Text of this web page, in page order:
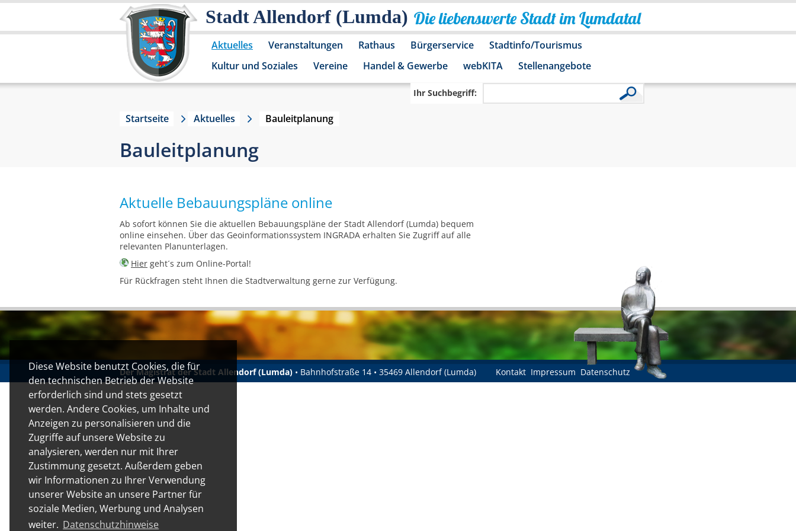
Diese Website benutzt Cookies, die für
den technischen Betrieb der Website
erforderlich sind und stets gesetzt
werden. Andere Cookies, um Inhalte und
Anzeigen zu personalisieren und die
Zugriffe auf unsere Website zu
analysieren, werden nur mit Ihrer
Zustimmung gesetzt. Außerdem geben
wir Informationen zu Ihrer Verwendung
unserer Website an unsere Partner für
soziale Medien, Werbung und Analysen
weiter. Datenschutzhinweise
Stadt Allendorf (Lumda) Die liebenswerte Stadt im Lumdatal
Aktuelles Veranstaltungen Rathaus Bürgerservice
Stadtinfo/Tourismus
Kultur und Soziales
Vereine Handel & Gewerbe webKITA Stellenangebote
Ihr Suchbegriff:
Startseite Aktuelles Bauleitplanung
Bauleitplanung
Aktuelle Bebauungspläne online
Ab sofort können Sie die aktuellen Bebauungspläne der Stadt Allendorf (Lumda) bequem
online einsehen. Über das Geoinformationssystem INGRADA erhalten Sie Zugriff auf alle
relevanten Planunterlagen.
Hier geht´s zum Online-Portal!
Für Rückfragen steht Ihnen die Stadtverwaltung gerne zur Verfügung.
Der Magistrat der Stadt Allendorf (Lumda) • Bahnhofstraße 14 • 35469 Allendorf (Lumda) Kontakt Impressum Datenschutz